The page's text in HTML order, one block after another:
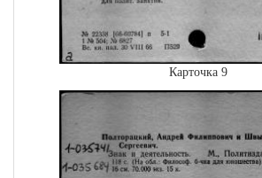
Карточка 9